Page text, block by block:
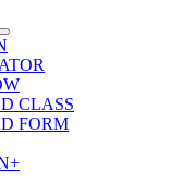
CLASS
FORM